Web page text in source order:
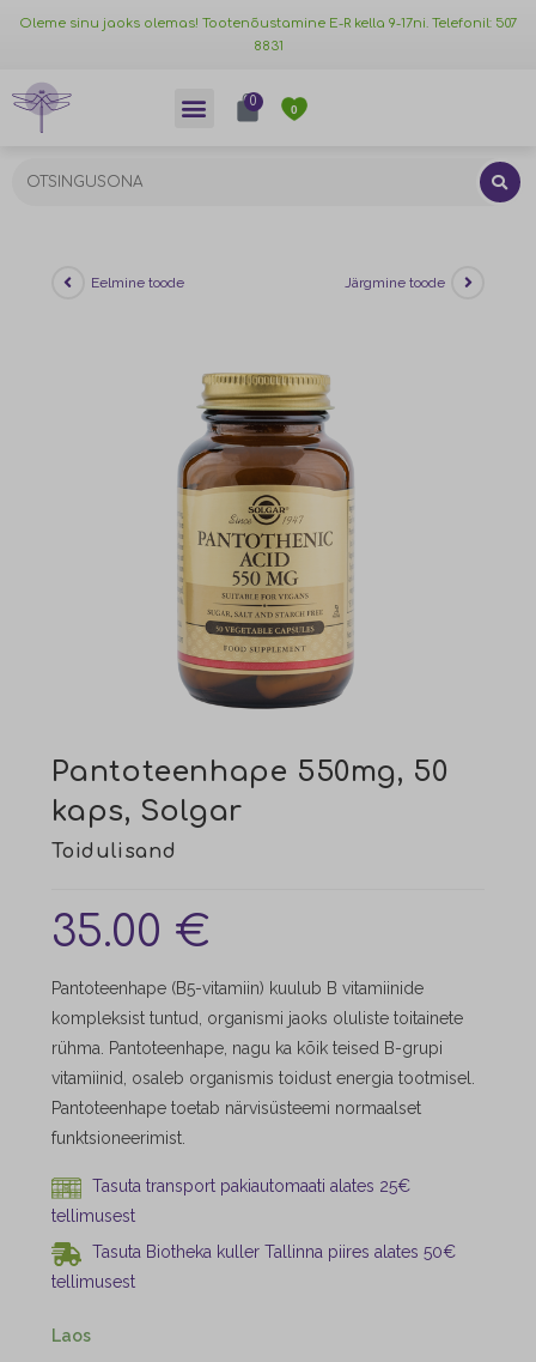
Oleme sinu jaoks olemas! Tootenõustamine E-R kella 9-17ni. Telefonil: 507
8831
0
0
Eelmine toode Järgmine toode
Pantoteenhape 550mg, 50
kaps, Solgar
35.00 €
Pantoteenhape (B5-vitamiin) kuulub B vitamiinide
kompleksist tuntud, organismi jaoks oluliste toitainete
rühma. Pantoteenhape, nagu ka kõik teised B-grupi
vitamiinid, osaleb organismis toidust energia tootmisel.
Pantoteenhape toetab närvisüsteemi normaalset
funktsioneerimist.
Tasuta transport pakiautomaati alates 25€
tellimusest
Tasuta Biotheka kuller Tallinna piires alates 50€
tellimusest
Laos